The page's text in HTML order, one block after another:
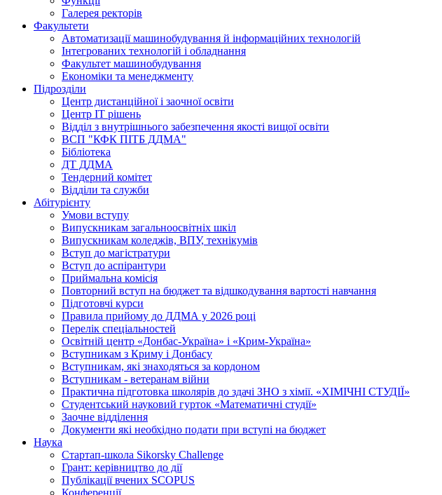
Галерея ректорів
Факультети
Автоматизації машинобудування й інформаційних технологій
Інтегрованих технологій і обладнання
Факультет машинобудування
Економіки та менеджменту
Підрозділи
Центр дистанційної і заочної освіти
Центр ІТ рішень
Відділ з внутрішнього забезпечення якості вищої освіти
ВСП "КФК ПІТБ ДДМА"
Бібліотека
ДТ ДДМА
Тендерний комітет
Відділи та служби
Абітурієнту
Умови вступу
Випускникам загальноосвітніх шкіл
Випускникам коледжів, ВПУ, технікумів
Вступ до магістратури
Вступ до аспірантури
Приймальна комісія
Повторний вступ на бюджет та відшкодування вартості навчання
Підготовчі курси
Правила прийому до ДДМА у 2026 році
Перелік спеціальностей
Освітній центр «Донбас-Україна» і «Крим-Україна»
Вступникам з Криму і Донбасу
Вступникам, які знаходяться за кордоном
Вступникам - ветеранам війни
Практична підготовка школярів до здачі ЗНО з хімії. «ХІМІЧНІ СТУДІЇ»
Студентський науковий гурток «Математичні студії»
Заочне відділення
Документи які необхідно подати при вступі на бюджет
Наука
Стартап-школа Sikorsky Challenge
Грант: керівництво до дії
Публікації вчених SCOPUS
Конференції